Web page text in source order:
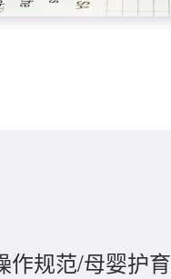
作规范/母婴护育